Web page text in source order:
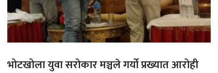
भोटखोला युवा सरोकार मञ्चले गर्यो प्रख्यात आरोही